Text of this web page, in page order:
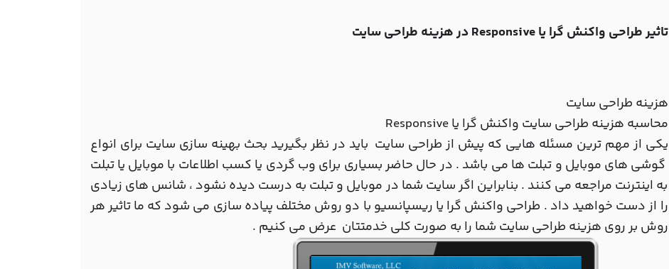
تاثیر طراحی واکنش گرا یا Responsive در هزینه طراحی سایت
هزینه طراحی سایت
محاسبه هزینه طراحی سایت واکنش گرا یا Responsive
یکی از مهم ترین مسئله هایی که پیش از طراحی سایت باید در نظر بگیرید بحث بهینه سازی سایت برای انواع
گوشی های موبایل و تبلت ها می باشد . در حال حاضر بسیاری برای وب گردی یا کسب اطلاعات با موبایل یا تبلت
به اینترنت مراجعه می کنند . بنابراین اگر سایت شما در موبایل و تبلت به درست دیده نشود ، شانس های زیادی
را از دست خواهید داد . طراحی واکنش گرا یا ریسپانسیو با دو روش مختلف پیاده سازی می شود که ما تاثیر هر
روش بر روی هزینه طراحی سایت شما را به صورت کلی خدمتتان عرض می کنیم .